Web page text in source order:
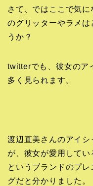
さて、ではここで気
のグリッターやラメは
うか？
twitterでも、彼女のア
多く見られます。
渡辺直美さんのアイ
が、彼女が愛用してい
というブランドのプ
グだと分かりました。